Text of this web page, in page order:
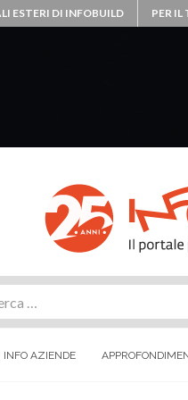
ESTERI DI INFOBUILD PER
INFO AZIENDE